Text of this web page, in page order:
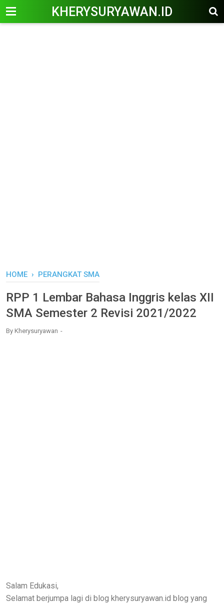
KHERYSURYAWAN.ID
HOME › PERANGKAT SMA
RPP 1 Lembar Bahasa Inggris kelas XII
SMA Semester 2 Revisi 2021/2022
By Kherysuryawan
Salam Edukasi,
Selamat berjumpa lagi di blog kherysuryawan.id blog yang